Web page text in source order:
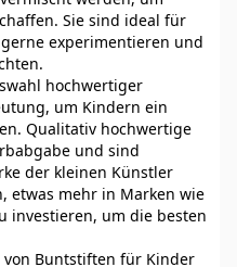
Sie sind ideal für
experimentieren und
hochwertiger
um Kindern ein
Qualitativ hochwertige
und sind
der kleinen Künstler
etwas mehr in Marken wie
investieren, um die besten
von Buntstiften für Kinder